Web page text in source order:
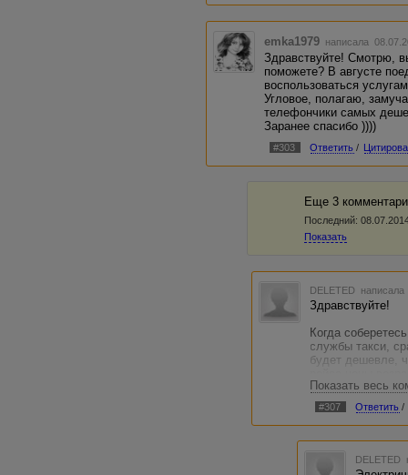
emka1979 написала
Здравствуйте! Смотрю,
поможете? В августе
воспользоваться
Угловое, полагаю,
телефончики самых
Заранее спасибо ))))
#303 Ответить /
Еще 3
Последний:
Показать
DELETED
Здравствуйте!
Когда
службы такси,
будет дешевле,
Еще вариант:
попутчиков,
аэропорту или
искать не надо.
сами будут Вас
удовольствием
Показать весь
#307 Ответить /
DELETED